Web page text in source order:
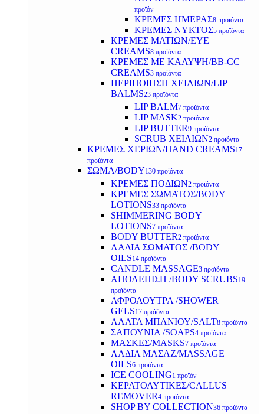
προϊόν
ΚΡΕΜΕΣ ΗΜΕΡΑΣ8 προϊόντα
ΚΡΕΜΕΣ ΝΥΚΤΟΣ5 προϊόντα
ΚΡΕΜΕΣ ΜΑΤΙΩΝ/EYE
CREAMS8 προϊόντα
ΚΡΕΜΕΣ ΜΕ ΚΑΛΥΨΗ/BB-CC
CREAMS3 προϊόντα
ΠΕΡΙΠΟΙΗΣΗ ΧΕΙΛΙΩΝ/LIP
BALMS23 προϊόντα
LIP BALM7 προϊόντα
LIP MASK2 προϊόντα
LIP BUTTER9 προϊόντα
SCRUB ΧΕΙΛΙΩΝ2 προϊόντα
ΚΡΕΜΕΣ ΧΕΡΙΩΝ/HAND CREAMS17
προϊόντα
ΣΩΜΑ/BODY130 προϊόντα
ΚΡΕΜΕΣ ΠΟΔΙΩΝ2 προϊόντα
ΚΡΕΜΕΣ ΣΩΜΑΤΟΣ/BODY
LOTIONS33 προϊόντα
SHIMMERING BODY
LOTIONS7 προϊόντα
BODY BUTTER2 προϊόντα
ΛΑΔΙΑ ΣΩΜΑΤΟΣ /BODY
OILS14 προϊόντα
CANDLE MASSAGE3 προϊόντα
ΑΠΟΛΕΠΙΣΗ /BODY SCRUBS19
προϊόντα
ΑΦΡΟΛΟΥΤΡΑ /SHOWER
GELS17 προϊόντα
ΑΛΑΤΑ ΜΠΑΝΙΟΥ/SALT8 προϊόντα
ΣΑΠΟΥΝΙΑ /SOAPS4 προϊόντα
ΜΑΣΚΕΣ/MASKS7 προϊόντα
ΛΑΔΙΑ ΜΑΣΑΖ/MASSAGE
OILS6 προϊόντα
ICE COOLING1 προϊόν
ΚΕΡΑΤΟΛΥΤΙΚΕΣ/CALLUS
REMOVER4 προϊόντα
SHOP BY COLLECTION36 προϊόντα